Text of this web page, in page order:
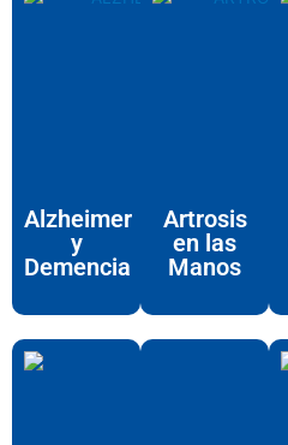
Alzheimer
y
Demencia
Artrosis
en las
Manos